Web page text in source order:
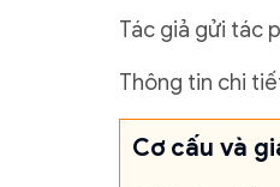
Tác giả gửi tác
Thông tin chi
Cơ cấu và